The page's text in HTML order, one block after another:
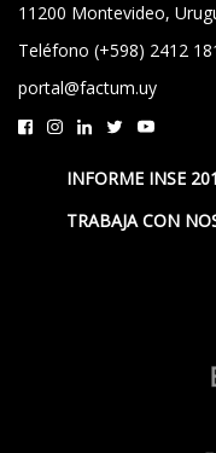
11200 Montevideo,
Teléfono (+598) 2412
portal@factum.uy
INFORME INSE
TRABAJA CON